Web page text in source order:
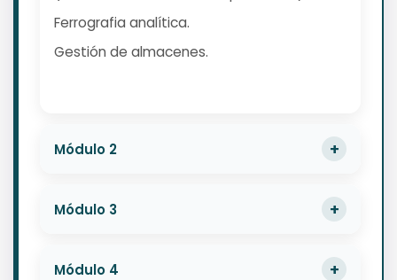
Ferrografia analítica.
Gestión de almacenes.
Módulo 2
Módulo 3
Módulo 4